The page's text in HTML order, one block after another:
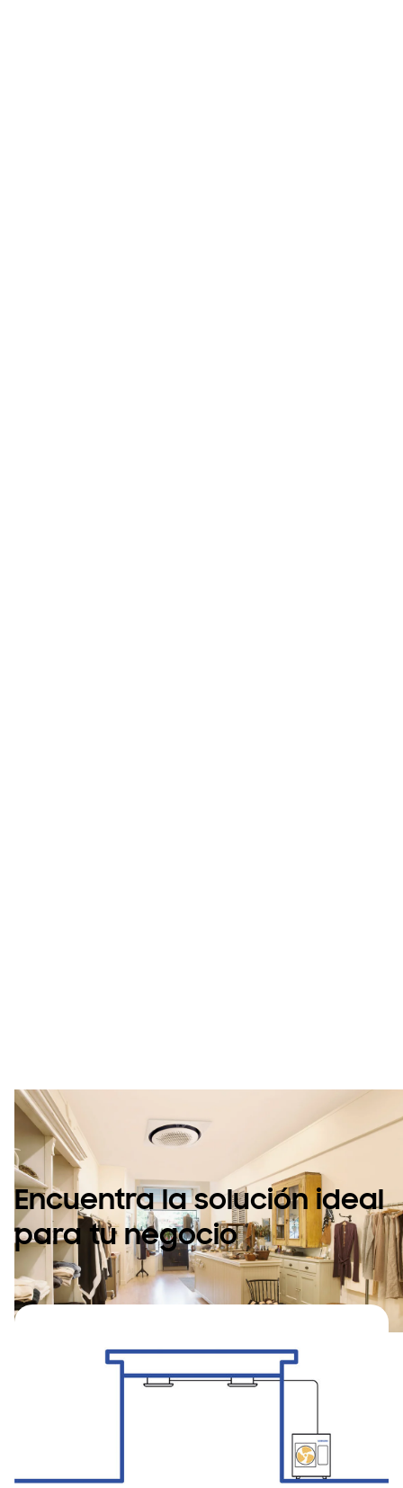
Encuentra la solución ideal
para tu negocio